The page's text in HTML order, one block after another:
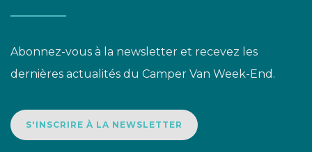
Abonnez-vous à la newsletter et recevez les
dernières actualités du Camper Van Week-End.
S'INSCRIRE À LA NEWSLETTER